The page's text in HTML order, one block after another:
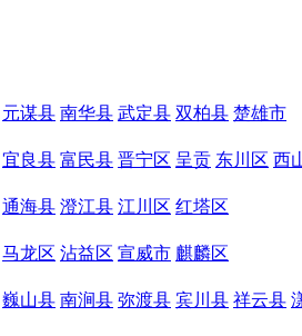
元谋县 南华县 武定县 双柏县 楚雄市
宜良县 富民县 晋宁区 呈贡 东川区 西
通海县 澄江县 江川区 红塔区
马龙区 沾益区 宣威市 麒麟区
巍山县 南涧县 弥渡县 宾川县 祥云县